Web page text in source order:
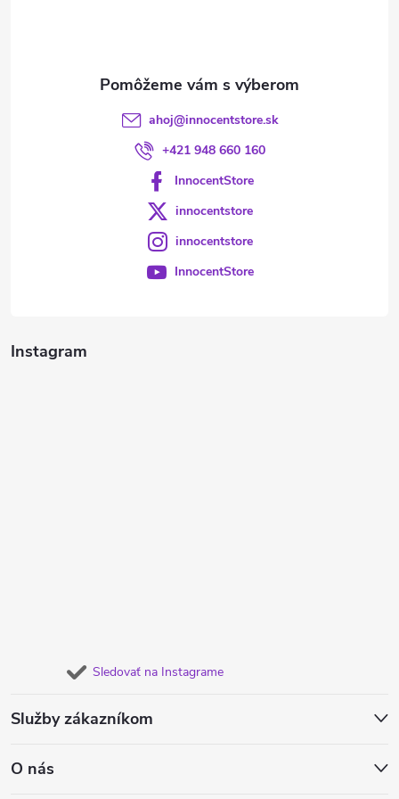
Instagram
Sledovať na Instagrame
Služby zákazníkom
O nás
ahoj@innocentstore.sk
+421 948 660 160
InnocentStore
innocentstore
innocentstore
InnocentStore